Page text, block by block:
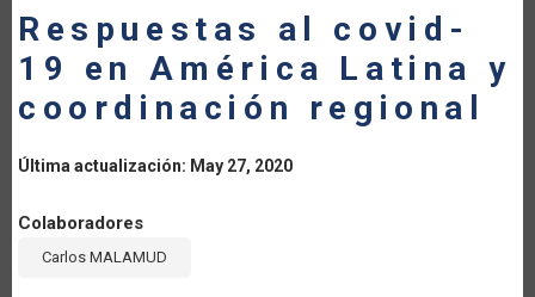
A
LA
NAVEGACIÓN
Respuestas al covid-
19 en América Latina y
coordinación regional
Última actualización: May 27, 2020
Colaboradores
Carlos MALAMUD